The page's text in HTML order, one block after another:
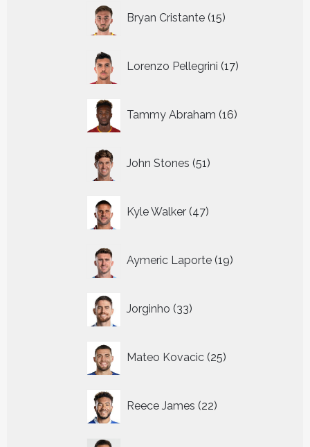
Bryan Cristante 15
producten
Lorenzo Pellegrini 17
producten
Tammy Abraham 16
producten
John Stones 51
producten
Kyle Walker 47
producten
Aymeric Laporte 19
producten
Jorginho 33
producten
Mateo Kovacic 25
producten
Reece James 22
producten